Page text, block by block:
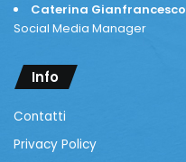
Caterina Gianfrancesco
Social Media Manager
Info
Contatti
Privacy Policy